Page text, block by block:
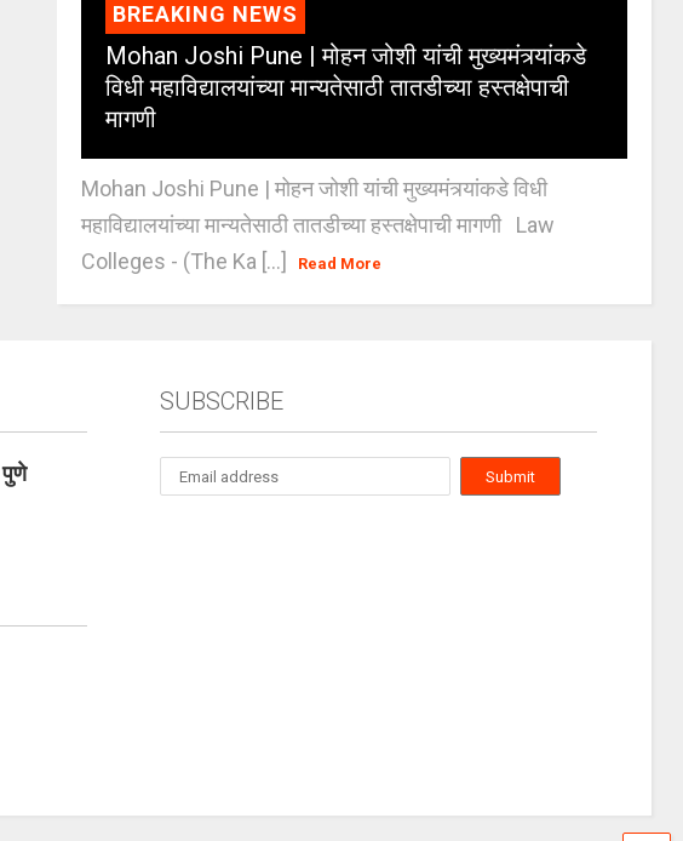
BREAKING NEWS
Mohan Joshi Pune | मोहन जोशी यांची मुख्यमंत्र्यांकडे
विधी महाविद्यालयांच्या मान्यतेसाठी तातडीच्या हस्तक्षेपाची
मागणी
Mohan Joshi Pune | मोहन जोशी यांची मुख्यमंत्र्यांकडे विधी
महाविद्यालयांच्या मान्यतेसाठी तातडीच्या हस्तक्षेपाची मागणी Law
Colleges - (The Ka [...]
Read More
पुणे
SUBSCRIBE